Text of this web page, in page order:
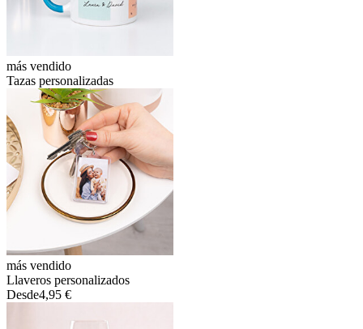
más vendido
Tazas personalizadas
más vendido
Llaveros personalizados
Desde4,95 €